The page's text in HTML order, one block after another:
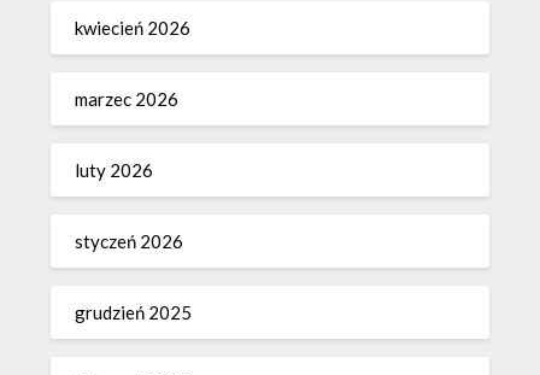
kwiecień 2026
marzec 2026
luty 2026
styczeń 2026
grudzień 2025